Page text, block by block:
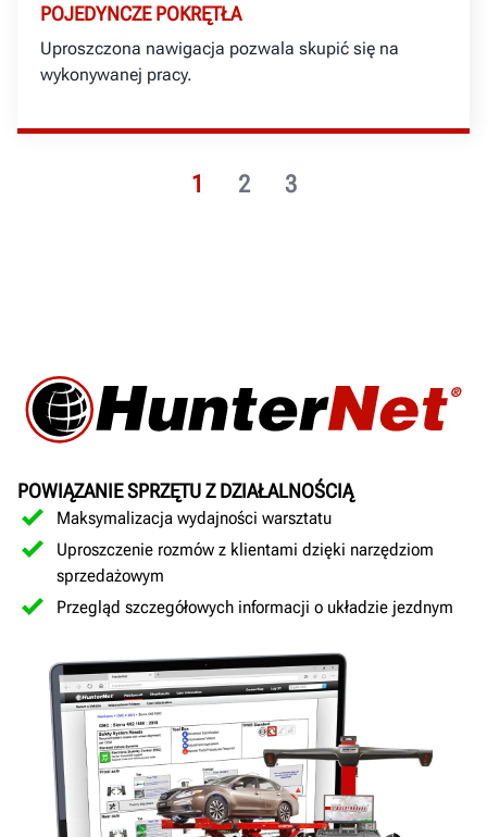
1 2 3
POJEDYNCZE POKRĘTŁA
Uproszczona nawigacja pozwala skupić się na
wykonywanej pracy.
POWIĄZANIE SPRZĘTU Z DZIAŁALNOŚCIĄ
Maksymalizacja wydajności warsztatu
Uproszczenie rozmów z klientami dzięki narzędziom
sprzedażowym
Przegląd szczegółowych informacji o układzie jezdnym